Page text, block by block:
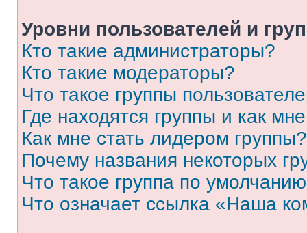
Уровни пользователей и
Кто такие администраторы?
Кто такие модераторы?
Что такое группы
Где находятся группы и как
Как мне стать лидером группы?
Почему названия некоторых
Что такое группа по
Что означает ссылка «Наша